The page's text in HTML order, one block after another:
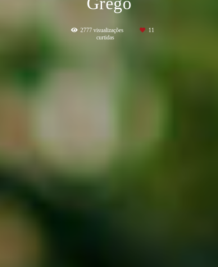
2777 visualizações
11
curtidas